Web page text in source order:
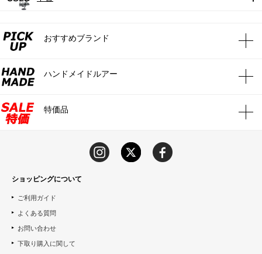
おすすめブランド
ハンドメイドルアー
特価品
ショッピングについて
ご利用ガイド
よくある質問
お問い合わせ
下取り購入に関して